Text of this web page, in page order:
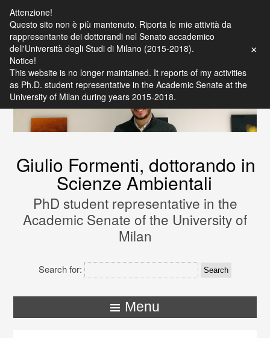
to
Content
Giulio Formenti, dottorando in
Scienze Ambientali
PhD student representative in the
Academic Senate of the University of
Milan
Search for:
Menu
Attenzione!
Questo sito non è più mantenuto. Riporta le mie attività da
rappresentante dei dottorandi nel Senato accademico
dell'Università degli Studi di Milano (2015-2018).
Notice!
This website is no longer maintained. It reports of my activities
as Ph.D. student representative in the Academic Senate at the
University of Milan during years 2015-2018.
×